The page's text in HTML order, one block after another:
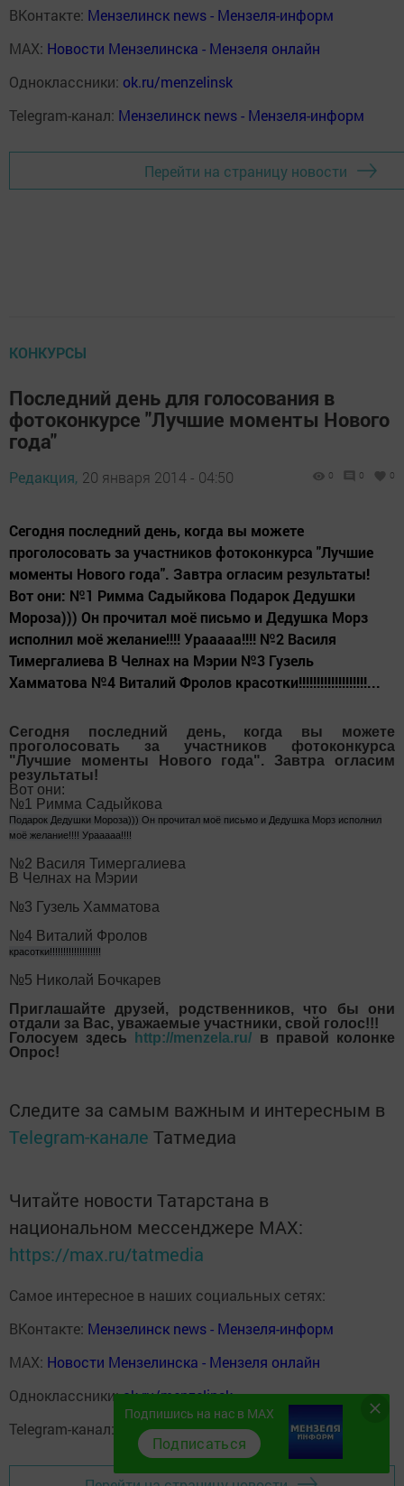
ВКонтакте: Мензелинск news - Мензеля-информ
MAX: Новости Мензелинска - Мензеля онлайн
Одноклассники: ok.ru/menzelinsk
Telegram-канал: Мензелинск news - Мензеля-информ
Перейти на страницу новости
КОНКУРСЫ
Последний день для голосования в
фотоконкурсе "Лучшие моменты Нового
года"
Редакция, 20 января 2014 - 04:50 0 0 0
Сегодня последний день, когда вы можете
проголосовать за участников фотоконкурса "Лучшие
моменты Нового года". Завтра огласим результаты!
Вот они: №1 Римма Садыйкова Подарок Дедушки
Мороза))) Он прочитал моё письмо и Дедушка Морз
исполнил моё желание!!!! Урааааа!!!! №2 Василя
Тимергалиева В Челнах на Мэрии №3 Гузель
Хамматова №4 Виталий Фролов красотки!!!!!!!!!!!!!!!!!!!...
Сегодня последний день, когда вы можете
проголосовать за участников фотоконкурса
"Лучшие моменты Нового года". Завтра огласим
результаты!
Вот они:
№1 Римма Садыйкова
Подарок Дедушки Мороза))) Он прочитал моё письмо и Дедушка Морз исполнил
моё желание!!!! Урааааа!!!!
№2 Василя Тимергалиева
В Челнах на Мэрии
№3 Гузель Хамматова
№4 Виталий Фролов
красотки!!!!!!!!!!!!!!!!!!!
№5 Николай Бочкарев
Приглашайте друзей, родственников, что бы они
отдали за Вас, уважаемые участники, свой голос!!!
Голосуем здесь
http://menzela.ru/ в правой колонке
Опрос!
Следите за самым важным и интересным в
Telegram-канале Татмедиа
Читайте новости Татарстана в
национальном мессенджере MАХ:
https://max.ru/tatmedia
Самое интересное в наших социальных сетях:
ВКонтакте: Мензелинск news - Мензеля-информ
MAX: Новости Мензелинска - Мензеля онлайн
Одноклассники:ok.ru/menzelinsk
Telegram-канал:
Мензелинск news - Мензеля-информ
Подпишись на нас в MAX
Подписаться